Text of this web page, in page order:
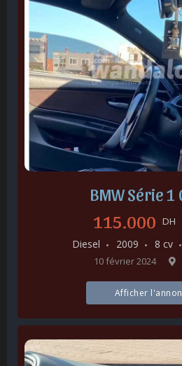
BMW Série 1
115.000 DH
Diesel 2009 8 cv
10 février 2024
Afficher